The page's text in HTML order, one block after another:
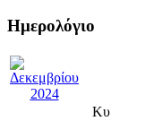
Ημερολόγιο
Κυ